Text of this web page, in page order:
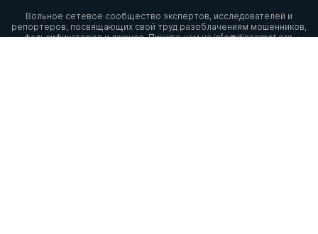
Вольное сетевое сообщество экспертов, исследователей и
репортеров, посвящающих свой труд разоблачениям мошенников,
фальсификаторов и лжецов. Пишите нам наinfo@dissernet.org.